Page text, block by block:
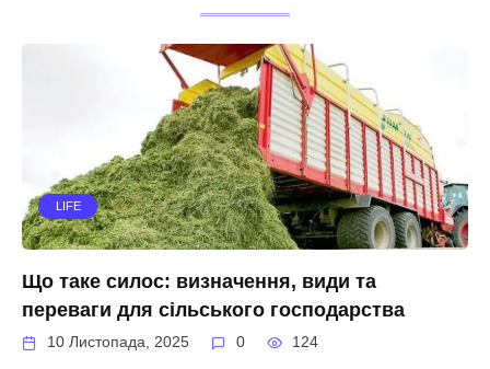
LIFE
Що таке силос: визначення, види та
переваги для сільського господарства
10 Листопада, 2025 0 124